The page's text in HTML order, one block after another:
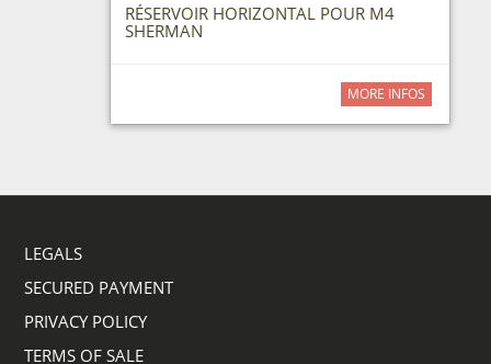
RÉSERVOIR HORIZONTAL POUR M4
SHERMAN
MORE INFOS
LEGALS
SECURED PAYMENT
PRIVACY POLICY
TERMS OF SALE